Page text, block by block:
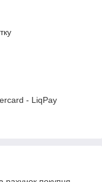
- LiqPay